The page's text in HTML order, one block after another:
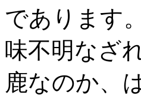
であります
味不明なざ
鹿なのか、